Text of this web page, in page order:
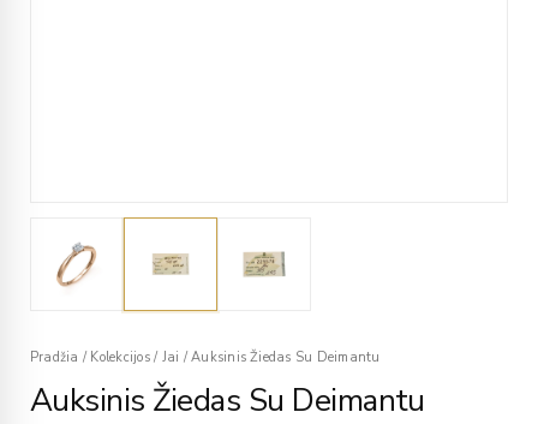
Pradžia / Kolekcijos / Jai /Auksinis Žiedas Su Deimantu
Auksinis Žiedas Su Deimantu